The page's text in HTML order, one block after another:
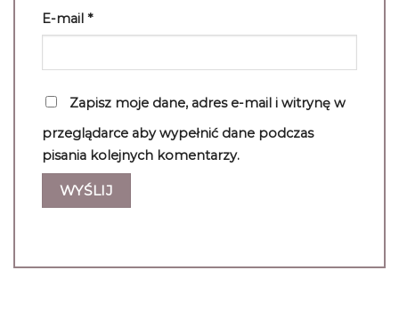
E-mail *
Zapisz moje dane, adres e-mail i witrynę w
przeglądarce aby wypełnić dane podczas
pisania kolejnych komentarzy.